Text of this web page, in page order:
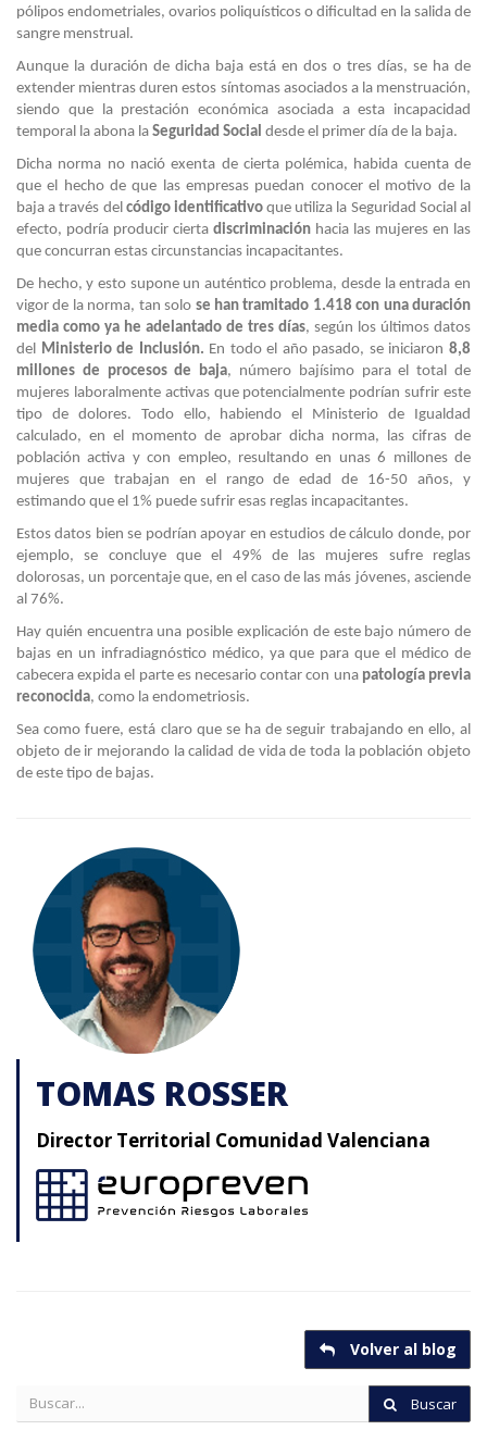
pólipos endometriales, ovarios poliquísticos o dificultad en la salida de
sangre menstrual.
Aunque la duración de dicha baja está en dos o tres días, se ha de
extender mientras duren estos síntomas asociados a la menstruación,
siendo que la prestación económica asociada a esta incapacidad
temporal la abona la Seguridad Social desde el primer día de la baja.
Dicha norma no nació exenta de cierta polémica, habida cuenta de
que el hecho de que las empresas puedan conocer el motivo de la
baja a través del código identificativoque utiliza la Seguridad Social al
efecto, podría producir cierta discriminación hacia las mujeres en las
que concurran estas circunstancias incapacitantes.
De hecho, y esto supone un auténtico problema, desde la entrada en
vigor de la norma, tan solo se han tramitado 1.418 con una duración
media como ya he adelantado de tres días, según los últimos datos
del Ministerio de Inclusión. En todo el año pasado, se iniciaron8,8
millones de procesos de baja, número bajísimo para el total de
mujeres laboralmente activas que potencialmente podrían sufrir este
tipo de dolores. Todo ello, habiendo el Ministerio de Igualdad
calculado, en el momento de aprobar dicha norma, las cifras de
población activa y con empleo, resultando en unas 6 millones de
mujeres que trabajan en el rango de edad de 16-50 años, y
estimando que el 1% puede sufrir esas reglas incapacitantes.
Estos datos bien se podrían apoyar en estudios de cálculo donde, por
ejemplo, se concluye que el 49% de las mujeres sufre reglas
dolorosas, un porcentaje que, en el caso de las más jóvenes, asciende
al 76%.
Hay quién encuentra una posible explicación de este bajo número de
bajas en un infradiagnóstico médico, ya que para que el médico de
cabecera expida el parte es necesario contar con una patología previa
reconocida, como la endometriosis.
Sea como fuere, está claro que se ha de seguir trabajando en ello, al
objeto de ir mejorando la calidad de vida de toda la población objeto
de este tipo de bajas.
TOMAS ROSSER
Director Territorial Comunidad Valenciana
Volver al blog
Buscar